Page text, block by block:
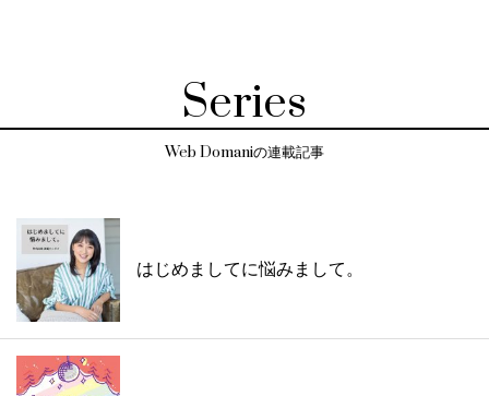
Series
Web Domaniの連載記事
はじめましてに悩みまして。